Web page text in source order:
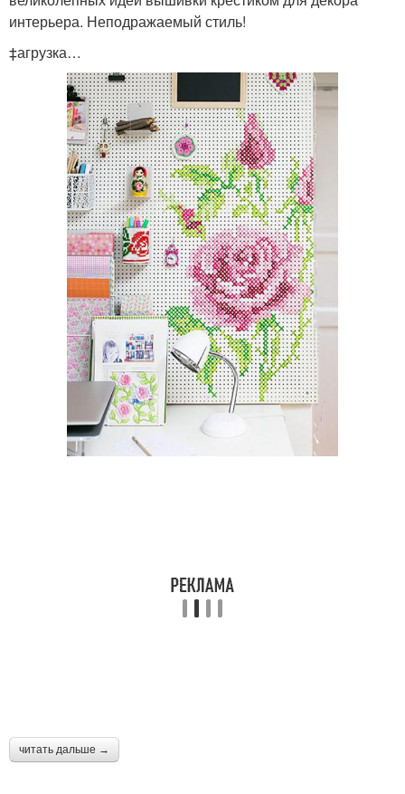
интерьера. Неподражаемый стиль!
‡агрузка…
читать дальше →